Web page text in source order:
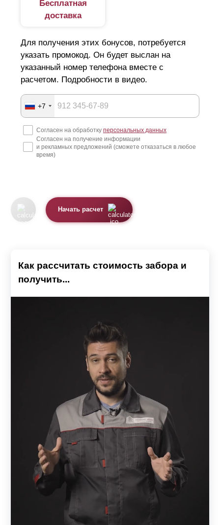
каждого пролета. Также возможно производство
стальных столбов, выполнение антикоррозийной
столбами.
Бесплатная
доставка
Для получения этих бонусов, потребуется
указать промокод. Он будет выслан на
указанный номер телефона вместе с
расчетом. Подробности в видео.
+7
Согласен на обработку персональных данных
Согласен на получение информации
и рекламных предложений (сможете отказаться в любое
время)
Начать расчет
Как рассчитать стоимость забора и
получить...